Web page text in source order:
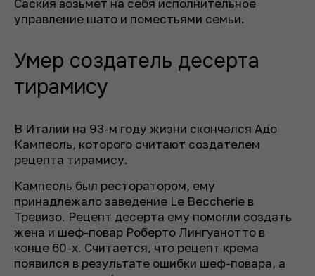
Саския возьмет на себя исполнительное
управление шато и поместьями семьи.
Умер создатель десерта
тирамису
В Италии на 93-м году жизни скончался Адо
Кампеоль, которого считают создателем
рецепта тирамису.
Кампеоль был ресторатором, ему
принадлежало заведение Le Beccherie в
Тревизо. Рецепт десерта ему помогли создать
жена и шеф-повар Роберто Лингуанотто в
конце 60-х. Считается, что рецепт крема
появился в результате ошибки шеф-повара, а